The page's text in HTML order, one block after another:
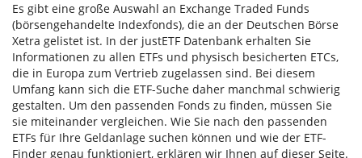
Es gibt eine große Auswahl an Exchange Traded Funds
(börsengehandelte Indexfonds), die an der Deutschen Börse
Xetra gelistet ist. In der justETF Datenbank erhalten Sie
Informationen zu allen ETFs und physisch besicherten ETCs,
die in Europa zum Vertrieb zugelassen sind. Bei diesem
Umfang kann sich die ETF-Suche daher manchmal schwierig
gestalten. Um den passenden Fonds zu finden, müssen Sie
sie miteinander vergleichen. Wie Sie nach den passenden
ETFs für Ihre Geldanlage suchen können und wie der ETF-
Finder genau funktioniert, erklären wir Ihnen auf dieser Seite.